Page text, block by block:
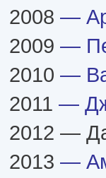
2008 —
2009 —
2010 —
2011 —
2012 —
2013 —